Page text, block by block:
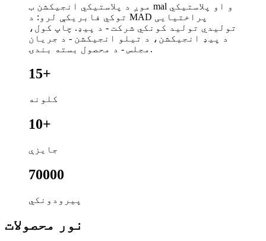
موږ د پلاستيکي انجیکشن ب mal و او پلاستيکي
توکي فابریکې لرو: د MAD پراختیایی
تولیدي تولید کونکي شرکت - د پیډ. چاپ کول،
د پیډ انجیکشن، د تیلو انجیکشن - د جریان
مجلس - د محصول بسته بندۍ.
15+
کلونه
10+
جایزې
70000
پیرودونکي
نور محصولات